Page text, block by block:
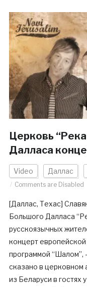
Церковь
Далласа
Video Даллас
Comments are Disabled
[Даллас, Техас]
Большого Далласа
русскоязычных
концерт
программой “Шалом”,
сказано в церковном
из Беларуси в гостях